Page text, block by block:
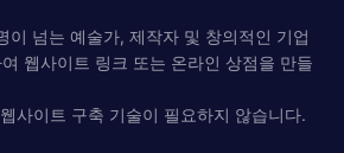
이 넘는 예술가, 제작자 및 창의적인 기업
웹사이트 링크 또는 온라인 상점을 만들
사이트 구축 기술이 필요하지 않습니다.